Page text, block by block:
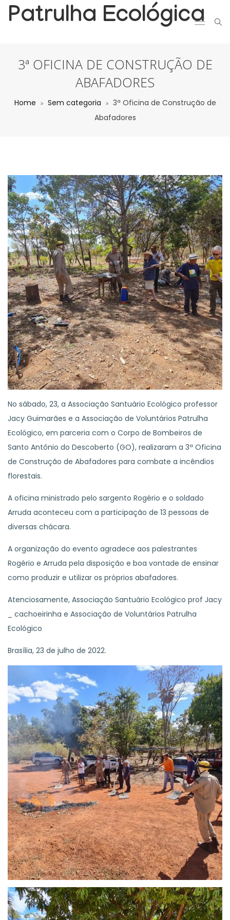
Patrulha Ecológica
3ª OFICINA DE CONSTRUÇÃO DE
ABAFADORES
Home Sem categoria
3ª Oficina de Construção de
Abafadores
No sábado, 23, a Associação Santuário Ecológico professor
Jacy Guimarães e a Associação de Voluntários Patrulha
Ecológico, em parceria com o Corpo de Bombeiros de
Santo Antônio do Descoberto (GO), realizaram a 3ª Oficina
de Construção de Abafadores para combate a incêndios
florestais.
A oficina ministrado pelo sargento Rogério e o soldado
Arruda aconteceu com a participação de 13 pessoas de
diversas chácara.
A organização do evento agradece aos palestrantes
Rogério e Arruda pela disposição e boa vontade de ensinar
como produzir e utilizar os próprios abafadores.
Atenciosamente, Associação Santuário Ecológico prof Jacy
_ cachoeirinha e Associação de Voluntários Patrulha
Ecológico
Brasília, 23 de julho de 2022.